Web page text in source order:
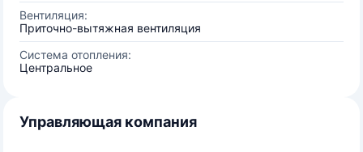
Вентиляция:
Приточно-вытяжная вентиляция
Система отопления:
Центральное
Управляющая компания